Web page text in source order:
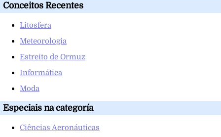
Conceitos Recentes
Litosfera
Meteorologia
Estreito de Ormuz
Informática
Moda
Especiais na categoría
Ciências Aeronáuticas